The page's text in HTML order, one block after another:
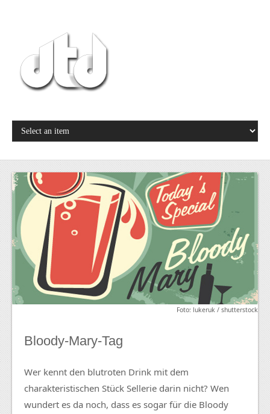
Foto: lukeruk / shutterstock
Bloody-Mary-Tag
Wer kennt den blutroten Drink mit dem
charakteristischen Stück Sellerie darin nicht? Wen
wundert es da noch, dass es sogar für die Bloody